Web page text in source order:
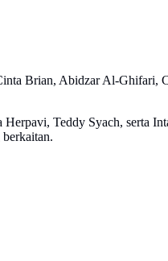
Brian, Abidzar Al-Ghifari,
Teddy Syach, serta